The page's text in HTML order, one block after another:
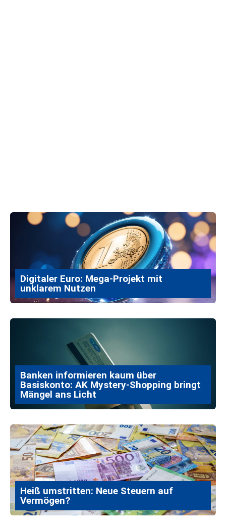
Digitaler Euro: Mega-Projekt mit
unklarem Nutzen
Banken informieren kaum über
Basiskonto: AK Mystery-Shopping bringt
Mängel ans Licht
Heiß umstritten: Neue Steuern auf
Vermögen?